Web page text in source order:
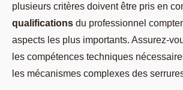
plusieurs critères doivent être pris en
qualifications du professionnel
aspects les plus importants. Assurez-
les compétences techniques
les mécanismes complexes des